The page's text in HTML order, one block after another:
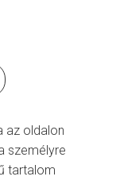
az oldalon
személyre
tartalom